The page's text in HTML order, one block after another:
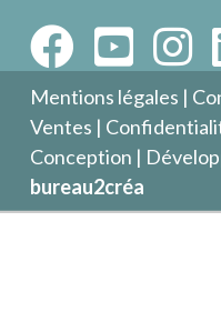
Mentions légales |
Ventes |
Conception |
bureau2créa